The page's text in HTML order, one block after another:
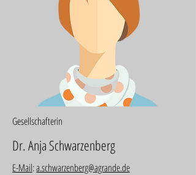
Gesellschafterin
Dr. Anja Schwarzenberg
E-Mail:a.schwarzenberg@agrande.de